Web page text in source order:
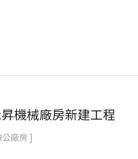
機械廠房新建工程
公廠房 ]